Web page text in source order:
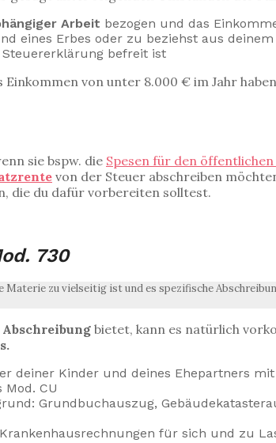
Arbeit bezogen und das
eines Erbes oder zu beziehst aus
Steuererklärung befreit ist
von unter 8.000 € im Jahr
sie bspw. die Spesen für den
von der Steuer abschreiben
die du dafür vorbereiten solltest.
730
Materie zu vielseitig ist und es spezifische
bietet, kann es natürlich
deiner Kinder und deines Ehepartners
CU
Grundbuchauszug,
für sich und zu